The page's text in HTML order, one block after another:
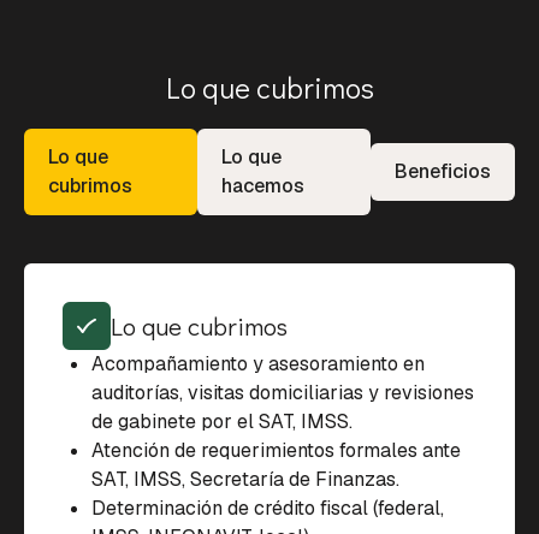
Lo que cubrimos
Lo que
cubrimos
Lo que
hacemos
Beneficios
Lo que cubrimos
Acompañamiento y asesoramiento en
auditorías, visitas domiciliarias y revisiones
de gabinete por el SAT, IMSS.
Atención de requerimientos formales ante
SAT, IMSS, Secretaría de Finanzas.
Determinación de crédito fiscal (federal,